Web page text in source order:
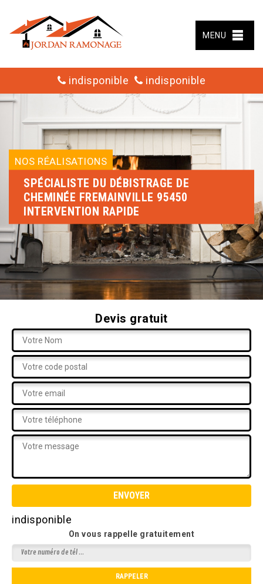
MENU
indisponible indisponible
NOS RÉALISATIONS
SPÉCIALISTE DU DÉBISTRAGE DE
CHEMINÉE FREMAINVILLE 95450
INTERVENTION RAPIDE
Devis gratuit
indisponible
On vous rappelle gratuitement